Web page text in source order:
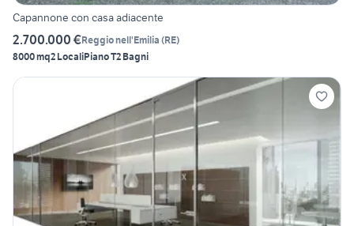
Capannone con casa adiacente
2.700.000 €Reggio nell'Emilia (RE)
8000 mq2 LocaliPiano T2 Bagni